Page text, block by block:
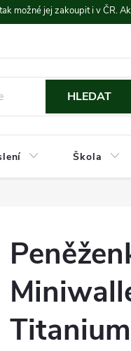
možné jej zakoupit i v ČR.
HLEDAT
Škola
Titanium